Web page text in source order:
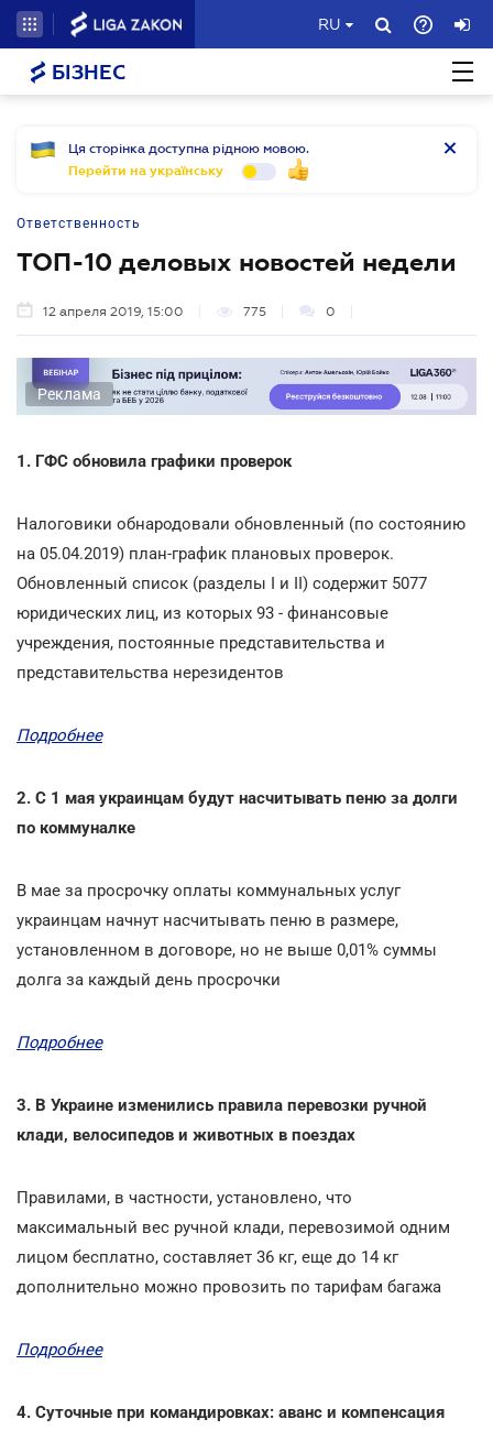
RU
БІЗНЕС
Ця сторінка доступна рідною мовою.
Перейти на українську
Ответственность
ТОП-10 деловых новостей недели
12 апреля 2019, 15:00 775 0
Реклама
1. ГФС обновила графики проверок
Налоговики обнародовали обновленный (по состоянию
на 05.04.2019) план-график плановых проверок.
Обновленный список (разделы I и II) содержит 5077
юридических лиц, из которых 93 - финансовые
учреждения, постоянные представительства и
представительства нерезидентов
Подробнее
2. С 1 мая украинцам будут насчитывать пеню за долги
по коммуналке
В мае за просрочку оплаты коммунальных услуг
украинцам начнут насчитывать пеню в размере,
установленном в договоре, но не выше 0,01% суммы
долга за каждый день просрочки
Подробнее
3. В Украине изменились правила перевозки ручной
клади, велосипедов и животных в поездах
Правилами, в частности, установлено, что
максимальный вес ручной клади, перевозимой одним
лицом бесплатно, составляет 36 кг, еще до 14 кг
дополнительно можно провозить по тарифам багажа
Подробнее
4. Суточные при командировках: аванс и компенсация